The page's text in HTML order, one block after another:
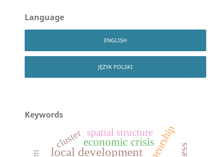
Language
ENGLISH
JĘZYK POLSKI
Keywords
local development
economic crisis
spatial structure
cluster